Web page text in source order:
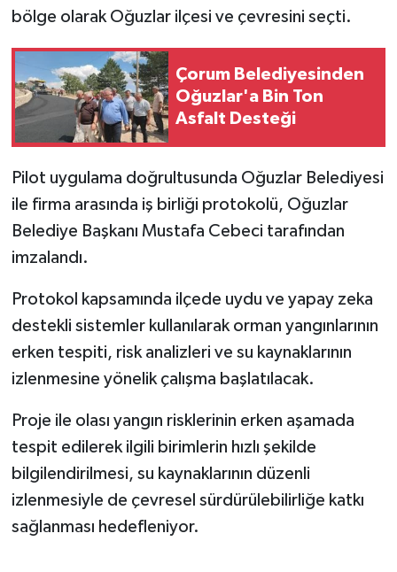
bölge olarak Oğuzlar ilçesi ve çevresini seçti.
Çorum Belediyesinden
Oğuzlar'a Bin Ton
Asfalt Desteği
Pilot uygulama doğrultusunda Oğuzlar Belediyesi
ile firma arasında iş birliği protokolü, Oğuzlar
Belediye Başkanı Mustafa Cebeci tarafından
imzalandı.
Protokol kapsamında ilçede uydu ve yapay zeka
destekli sistemler kullanılarak orman yangınlarının
erken tespiti, risk analizleri ve su kaynaklarının
izlenmesine yönelik çalışma başlatılacak.
Proje ile olası yangın risklerinin erken aşamada
tespit edilerek ilgili birimlerin hızlı şekilde
bilgilendirilmesi, su kaynaklarının düzenli
izlenmesiyle de çevresel sürdürülebilirliğe katkı
sağlanması hedefleniyor.